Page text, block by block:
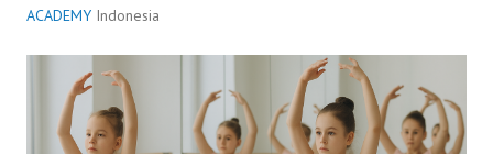
ACADEMY Indonesia